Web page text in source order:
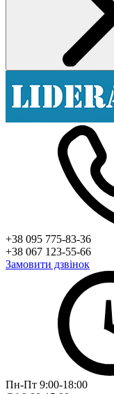
+38 095 775-83-36
+38 067 123-55-66
Замовити дзвінок
Пн-Пт 9:00-18:00